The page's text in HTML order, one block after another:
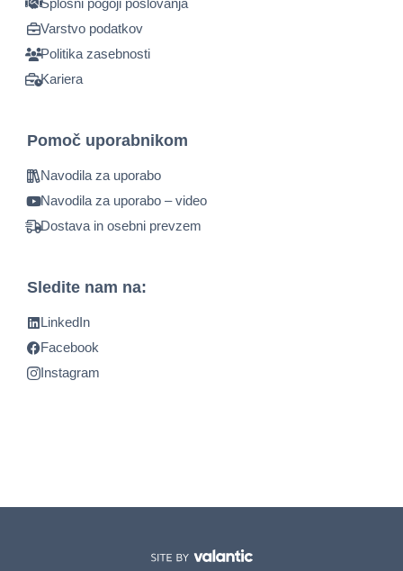
Splošni pogoji poslovanja
Varstvo podatkov
Politika zasebnosti
Kariera
Pomoč uporabnikom
Navodila za uporabo
Navodila za uporabo – video
Dostava in osebni prevzem
Sledite nam na:
LinkedIn
Facebook
Instagram